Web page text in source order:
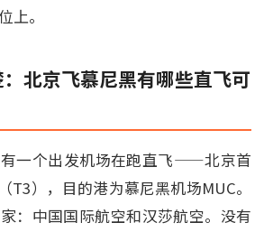
上。
北京飞慕尼黑有哪些直飞可
一个出发机场在跑直飞——北京首
T3），目的港为慕尼黑机场MUC。
：中国国际航空和汉莎航空。没有